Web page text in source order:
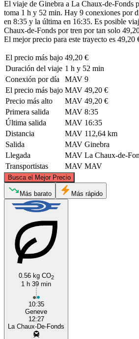
El viaje de Ginebra a La Chaux-de-Fonds
toma 1 h y 52 min. Hay 9 conexiones por
en 8:35 y la última en 16:35. Es posible
Chaux-de-Fonds por tren por tan solo
El mejor precio para este trayecto es 49,20
El precio más bajo 49,20 €
Duración del viaje 1 h y 52 min
Conexión por día
MAV 9
El precio más bajo MAV 49,20 €
Precio más alto
MAV 49,20 €
Primera salida
MAV 8:35
Última salida
MAV 16:35
Distancia
MAV 112,64 km
Salida
MAV Ginebra
Llegada
MAV La Chaux-de-
Transportistas
MAV MAV
Busca el Mejor Precio
Más barato Más rápido
0.56 kg CO2
1 h 39 min
10:35
Geneve
12:27
La Chaux-De-Fonds